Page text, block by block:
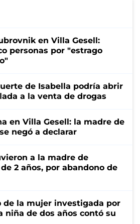
en Villa Gesell:
personas por "estrago
de Isabella podría abrir
a la venta de drogas
en Villa Gesell: la madre de
negó a declarar
a la madre de
2 años, por abandono de
de la mujer investigada por
niña de dos años contó su